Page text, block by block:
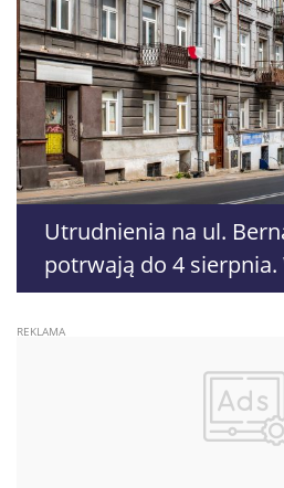
Utrudnienia na ul.
potrwają do 4 sierpnia.
objazdy